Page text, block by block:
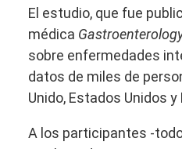
El estudio, que fue
médica
sobre enfermedades
datos de miles de
Unido, Estados Unidos
A los participantes -